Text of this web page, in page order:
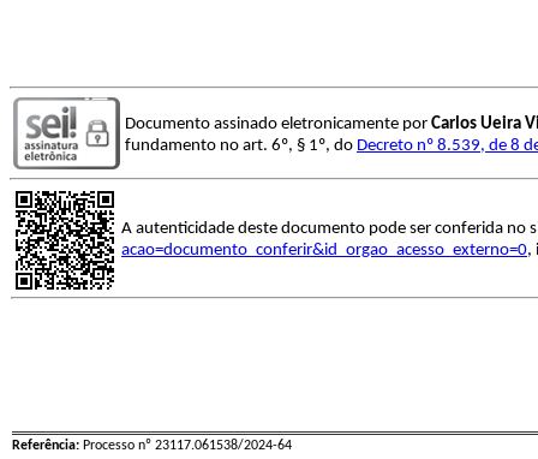
Documento assinado eletronicamente por Carlos Ueira
fundamento no art. 6º, § 1º, do Decreto nº 8.539, de 8
A autenticidade deste documento pode ser conferida no
acao=documento_conferir&id_orgao_acesso_externo=0,
Referência: Processo nº 23117.061538/2024-64